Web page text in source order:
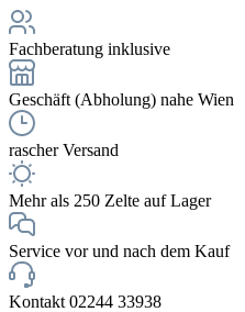
Fachberatung inklusive
Geschäft (Abholung) nahe Wien
rascher Versand
Mehr als 250 Zelte auf Lager
Service vor und nach dem Kauf
Kontakt 02244 33938